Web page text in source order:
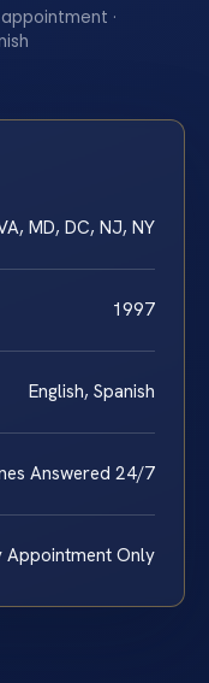
·
MD, DC, NJ, NY
1997
English, Spanish
Answered 24/7
Appointment Only